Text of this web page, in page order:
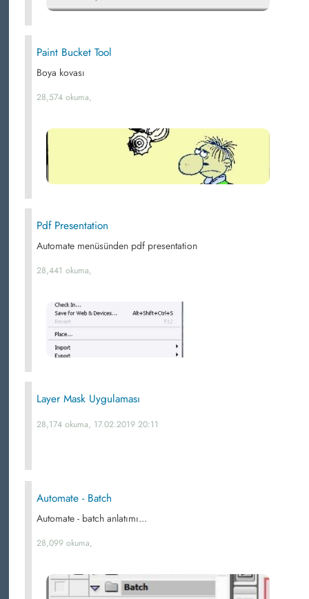
Paint Bucket Tool
Boya kovası
28,574 okuma,
Pdf Presentation
Automate menüsünden pdf presentation
28,441 okuma,
Layer Mask Uygulaması
28,174 okuma, 17.02.2019 20:11
Automate - Batch
Automate - batch anlatımı...
28,099 okuma,